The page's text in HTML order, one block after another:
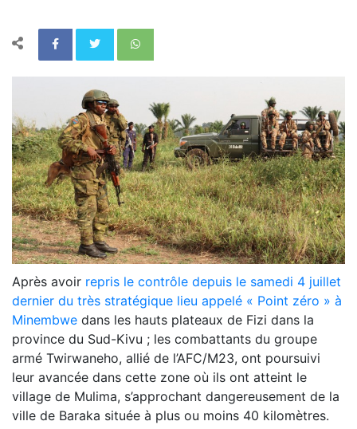
Après avoir repris le contrôle depuis le samedi 4 juillet
dernier du très stratégique lieu appelé « Point zéro » à
Minembwe dans les hauts plateaux de Fizi dans la
province du Sud-Kivu ; les combattants du groupe
armé Twirwaneho, allié de l’AFC/M23, ont poursuivi
leur avancée dans cette zone où ils ont atteint le
village de Mulima, s’approchant dangereusement de la
ville de Baraka située à plus ou moins 40 kilomètres.